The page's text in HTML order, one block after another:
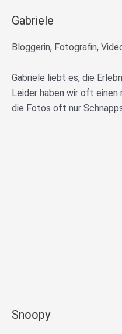
Gabriele
Bloggerin, Fotografin,
Gabriele liebt es, die
Leider haben wir oft
die Fotos oft nur
Snoopy